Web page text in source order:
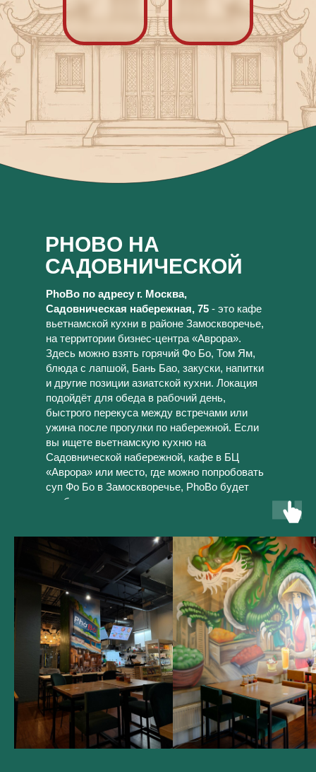
PHOBO НА
САДОВНИЧЕСКОЙ
PhoBo по адресу г. Москва,
Садовническая набережная, 75 - это кафе
вьетнамской кухни в районе Замоскворечье,
на территории бизнес-центра «Аврора».
Здесь можно взять горячий Фо Бо, Том Ям,
блюда с лапшой, Бань Бао, закуски, напитки
и другие позиции азиатской кухни. Локация
подойдёт для обеда в рабочий день,
быстрого перекуса между встречами или
ужина после прогулки по набережной. Если
вы ищете вьетнамскую кухню на
Садовнической набережной, кафе в БЦ
«Аврора» или место, где можно попробовать
суп Фо Бо в Замоскворечье, PhoBo будет
удобным вариантом.